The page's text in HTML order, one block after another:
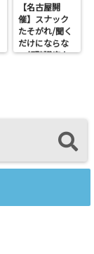
【名古屋開
催】スナック
たそがれ/聞く
だけにならな
い傾聴講座